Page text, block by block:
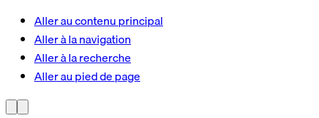
Aller au contenu principal
Aller à la navigation
Aller à la recherche
Aller au pied de page